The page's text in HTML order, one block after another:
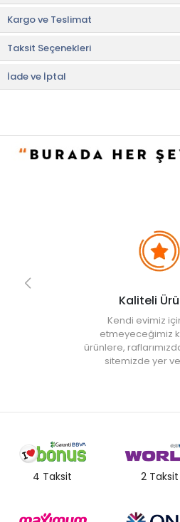
Çoklu askı bölmeleri sayesinde tüm
tutar, kaybolmalarını önler. Hafif
edilebilir ve günlük yaşamda büyük
Kullanım ve Bakım Bilgileri
• Nemli bir bez ile temizleyiniz.
• " Ürün görsellerinde ışık, ortam ve
olarak renk ve doku farklılıkları
Kargo ve Teslimat
Taksit Seçenekleri
İade ve İptal
Kaliteli
Kendi evimiz
etmeyeceğimiz
ürünlere,
sitemizde yer
4 Taksit 2 Taksit